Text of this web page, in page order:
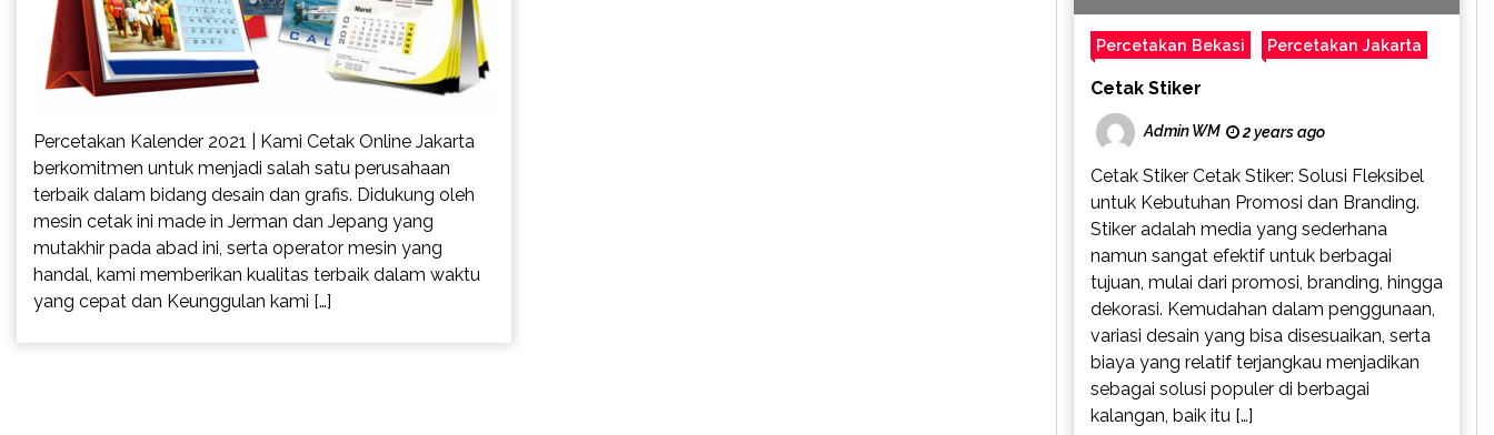
Percetakan Kalender 2021 | Kami Cetak Online Jakarta
berkomitmen untuk menjadi salah satu perusahaan
terbaik dalam bidang desain dan grafis. Didukung oleh
mesin cetak ini made in Jerman dan Jepang yang
mutakhir pada abad ini, serta operator mesin yang
handal, kami memberikan kualitas terbaik dalam waktu
yang cepat dan Keunggulan kami […]
Percetakan Bekasi Percetakan Jakarta
Cetak Stiker
Admin WM 2 years ago
Cetak Stiker Cetak Stiker: Solusi Fleksibel
untuk Kebutuhan Promosi dan Branding.
Stiker adalah media yang sederhana
namun sangat efektif untuk berbagai
tujuan, mulai dari promosi, branding, hingga
dekorasi. Kemudahan dalam penggunaan,
variasi desain yang bisa disesuaikan, serta
biaya yang relatif terjangkau menjadikan
sebagai solusi populer di berbagai
kalangan, baik itu […]